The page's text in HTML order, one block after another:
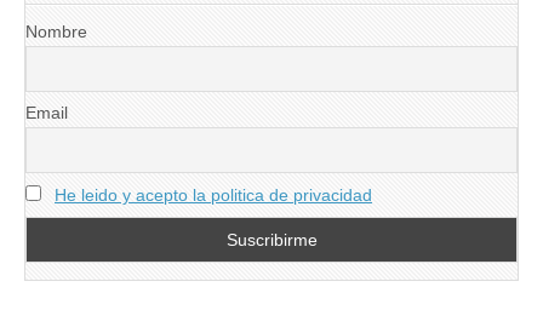
Nombre
Email
He leido y acepto la politica de privacidad